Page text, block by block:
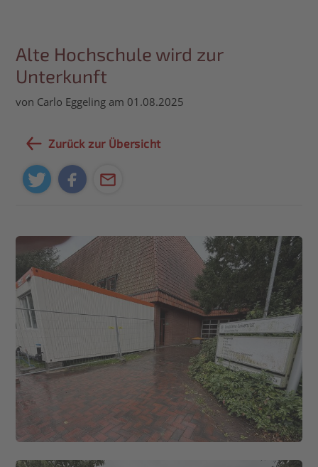
Alte Hochschule wird zur
Unterkunft
von Carlo Eggeling am 01.08.2025
Zurück zur Übersicht